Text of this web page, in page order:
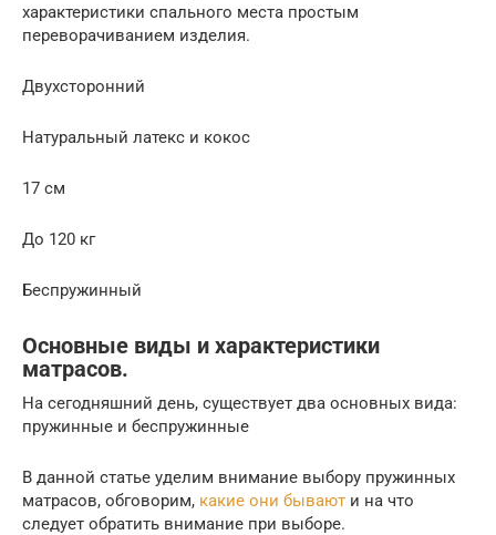
характеристики спального места простым
переворачиванием изделия.
Двухсторонний
Натуральный латекс и кокос
17 см
До 120 кг
Беспружинный
Основные виды и характеристики
матрасов.
На сегодняшний день, существует два основных вида:
пружинные и беспружинные
В данной статье уделим внимание выбору пружинных
матрасов, обговорим, какие они бывают и на что
следует обратить внимание при выборе.